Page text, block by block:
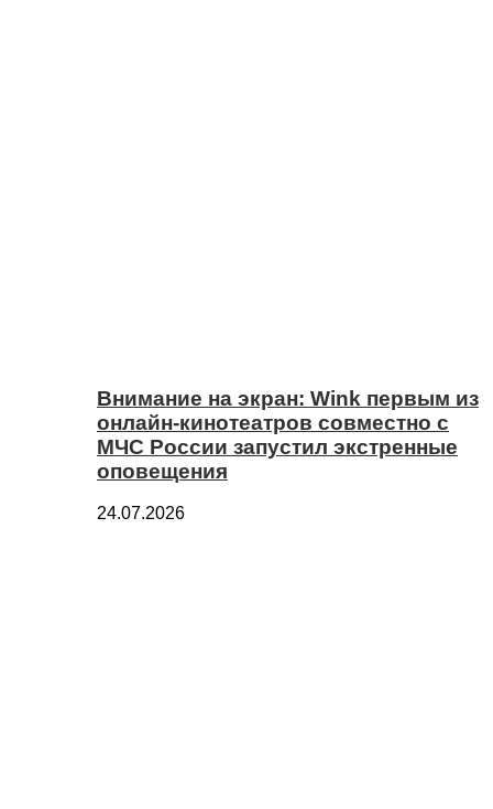
Внимание на экран: Wink первым из
онлайн-кинотеатров совместно с
МЧС России запустил экстренные
оповещения
24.07.2026